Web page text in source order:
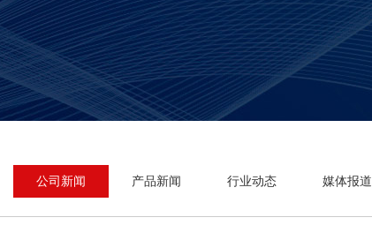
公司新闻 产品新闻 行业动态 媒体报道